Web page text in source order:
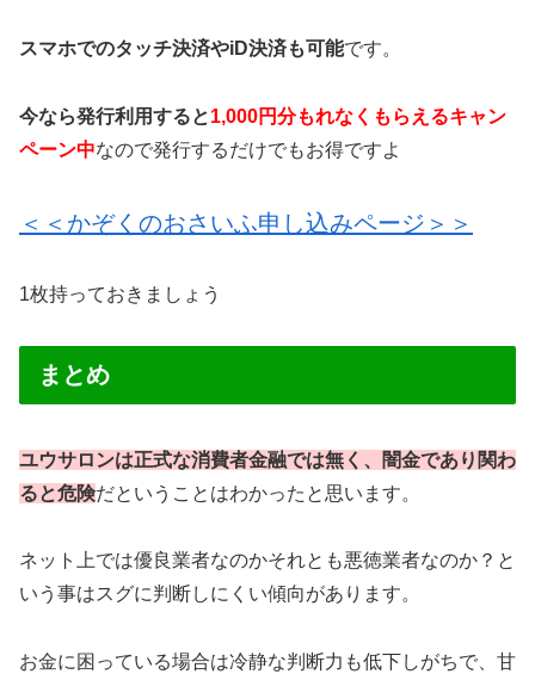
スマホでのタッチ決済やiD決済も可能です。
今なら発行利用すると1,000円分もれなくもらえるキャン
ペーン中なので発行するだけでもお得ですよ
＜＜かぞくのおさいふ申し込みページ＞＞
1枚持っておきましょう
まとめ
ユウサロンは正式な消費者金融では無く、闇金であり関わ
ると危険だということはわかったと思います。
ネット上では優良業者なのかそれとも悪徳業者なのか？と
いう事はスグに判断しにくい傾向があります。
お金に困っている場合は冷静な判断力も低下しがちで、甘